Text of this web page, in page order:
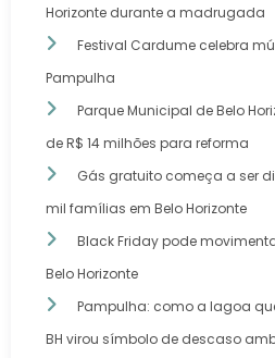
Horizonte durante a madrugada
Festival Cardume celebra
Pampulha
Parque Municipal de Belo
de R$ 14 milhões para reforma
Gás gratuito começa a ser
mil famílias em Belo Horizonte
Black Friday pode
Belo Horizonte
Pampulha: como a lagoa
BH virou símbolo de descaso